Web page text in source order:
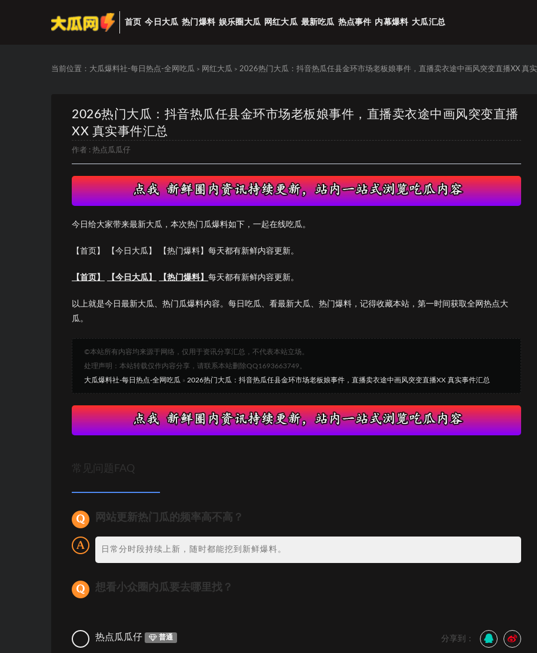
首页 今日大瓜 热门爆料 娱乐圈大瓜 网红大瓜 最新吃瓜 热点事件 内幕爆料 大瓜汇总
当前位置： 大瓜爆料社-每日热点-全网吃瓜 > 网红大瓜 > 2026热门大瓜：抖音热瓜任县金环市场老板娘事件，直播卖衣途中画风突变直播XX 真
2026热门大瓜：抖音热瓜任县金环市场老板娘事件，直播卖衣途中画风突变直播
XX 真实事件汇总
作者 : 热点瓜瓜仔
今日给大家带来最新大瓜，本次热门瓜爆料如下，一起在线吃瓜。
【首页】 【今日大瓜】 【热门爆料】每天都有新鲜内容更新。
【首页】 【今日大瓜】 【热门爆料】 每天都有新鲜内容更新。
以上就是今日最新大瓜、热门瓜爆料内容。每日吃瓜、看最新大瓜、热门爆料，记得收藏本站，第一时间获取全网热点大
瓜。
©本站所有内容均来源于网络，仅用于资讯分享汇总，不代表本站立场。
处理声明：本站转载仅作内容分享，请联系本站删除QQ1693663749。
大瓜爆料社-每日热点-全网吃瓜 » 2026热门大瓜：抖音热瓜任县金环市场老板娘事件，直播卖衣途中画风突变直播XX 真实事件汇总
常见问题FAQ
网站更新热门瓜的频率高不高？
日常分时段持续上新，随时都能挖到新鲜爆料。
想看小众圈内瓜要去哪里找？
热点瓜瓜仔 普通 分享到：